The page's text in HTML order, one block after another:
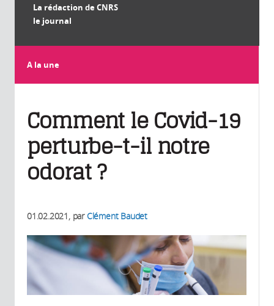
La rédaction de CNRS
le journal
A la une
Comment le Covid-19
perturbe-t-il notre
odorat ?
01.02.2021, parClément Baudet